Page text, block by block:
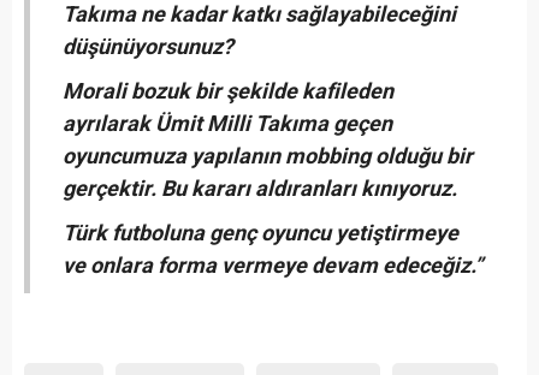
Takıma ne kadar katkı sağlayabileceğini
düşünüyorsunuz?
Morali bozuk bir şekilde kafileden
ayrılarak Ümit Milli Takıma geçen
oyuncumuza yapılanın mobbing olduğu bir
gerçektir. Bu kararı aldıranları kınıyoruz.
Türk futboluna genç oyuncu yetiştirmeye
ve onlara forma vermeye devam edeceğiz.”